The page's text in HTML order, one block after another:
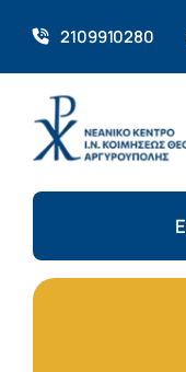
content
2109910280